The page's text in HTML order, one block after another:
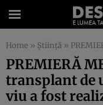
Home » Știință » PREMIERĂ
PREMIERĂ
transplant de
viu a fost